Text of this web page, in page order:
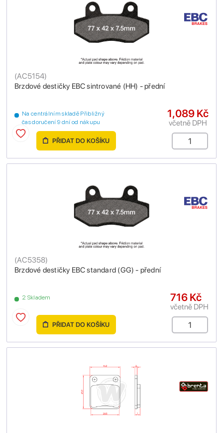
Brzdové destičky EBC sintrované (HH) - přední
(AC5154)
Na centrálním skladě Přibližný
čas doručení 9 dní od nákupu
1,089 Kč
včetně DPH
PŘIDAT DO KOŠÍKU
Brzdové destičky EBC standard (GG) - přední
(AC5358)
2 Skladem 716 Kč
včetně DPH
PŘIDAT DO KOŠÍKU